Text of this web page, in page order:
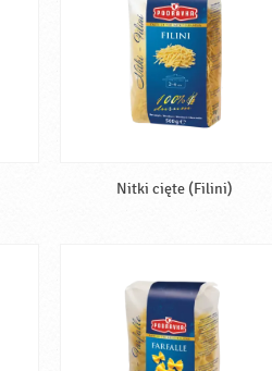
Nitki cięte (Filini)